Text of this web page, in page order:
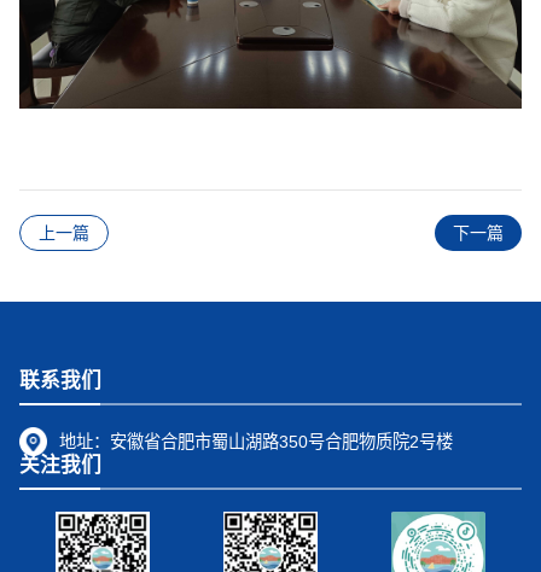
上一篇 下一篇
联系我们
地址： 安徽省合肥市蜀山湖路350号合肥物质院2号楼
关注我们